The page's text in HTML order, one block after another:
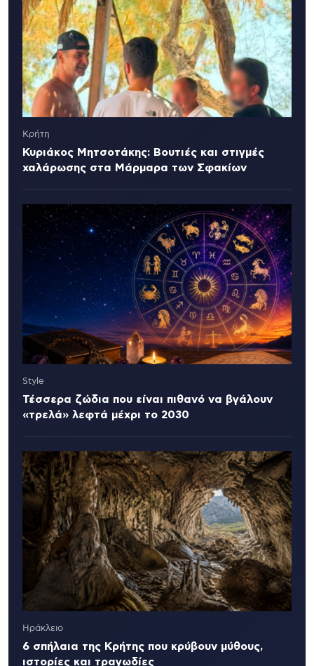
Κρήτη
Κυριάκος Μητσοτάκης: Βουτιές και στιγμές
χαλάρωσης στα Μάρμαρα των Σφακίων
Style
Τέσσερα ζώδια που είναι πιθανό να βγάλουν
«τρελά» λεφτά μέχρι το 2030
Ηράκλειο
6 σπήλαια της Κρήτης που κρύβουν μύθους,
ιστορίες και τραγωδίες